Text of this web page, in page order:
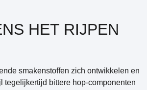
HET RIJPEN
smakenstoffen zich ontwikkelen en
tegelijkertijd bittere hop-componenten